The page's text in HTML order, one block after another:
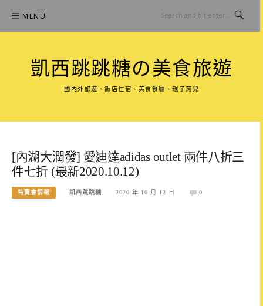
content
MENU
凱西跳跳糖の美食旅遊
國內外旅遊、飯店住宿、美食餐廳、親子育兒
[內湖大潤發] 愛迪達adidas outlet 兩件八折三
件七折 (最新2020.10.12)
特賣會情報 凱西跳跳糖 2020 年 10 月 12 日 0